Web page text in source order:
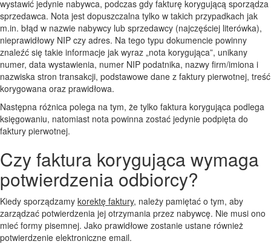
wystawić jedynie nabywca, podczas gdy fakturę korygującą sporządza
sprzedawca. Nota jest dopuszczalna tylko w takich przypadkach jak
m.in. błąd w nazwie nabywcy lub sprzedawcy (najczęściej literówka),
nieprawidłowy NIP czy adres. Na tego typu dokumencie powinny
znaleźć się takie informacje jak wyraz „nota korygująca”, unikany
numer, data wystawienia, numer NIP podatnika, nazwy firm/imiona i
nazwiska stron transakcji, podstawowe dane z faktury pierwotnej, treść
korygowana oraz prawidłowa.
Następna różnica polega na tym, że tylko faktura korygująca podlega
księgowaniu, natomiast nota powinna zostać jedynie podpięta do
faktury pierwotnej.
Czy faktura korygująca wymaga
potwierdzenia odbiorcy?
Kiedy sporządzamy korektę faktury, należy pamiętać o tym, aby
zarządzać potwierdzenia jej otrzymania przez nabywcę. Nie musi ono
mieć formy pisemnej. Jako prawidłowe zostanie ustane również
potwierdzenie elektroniczne email.